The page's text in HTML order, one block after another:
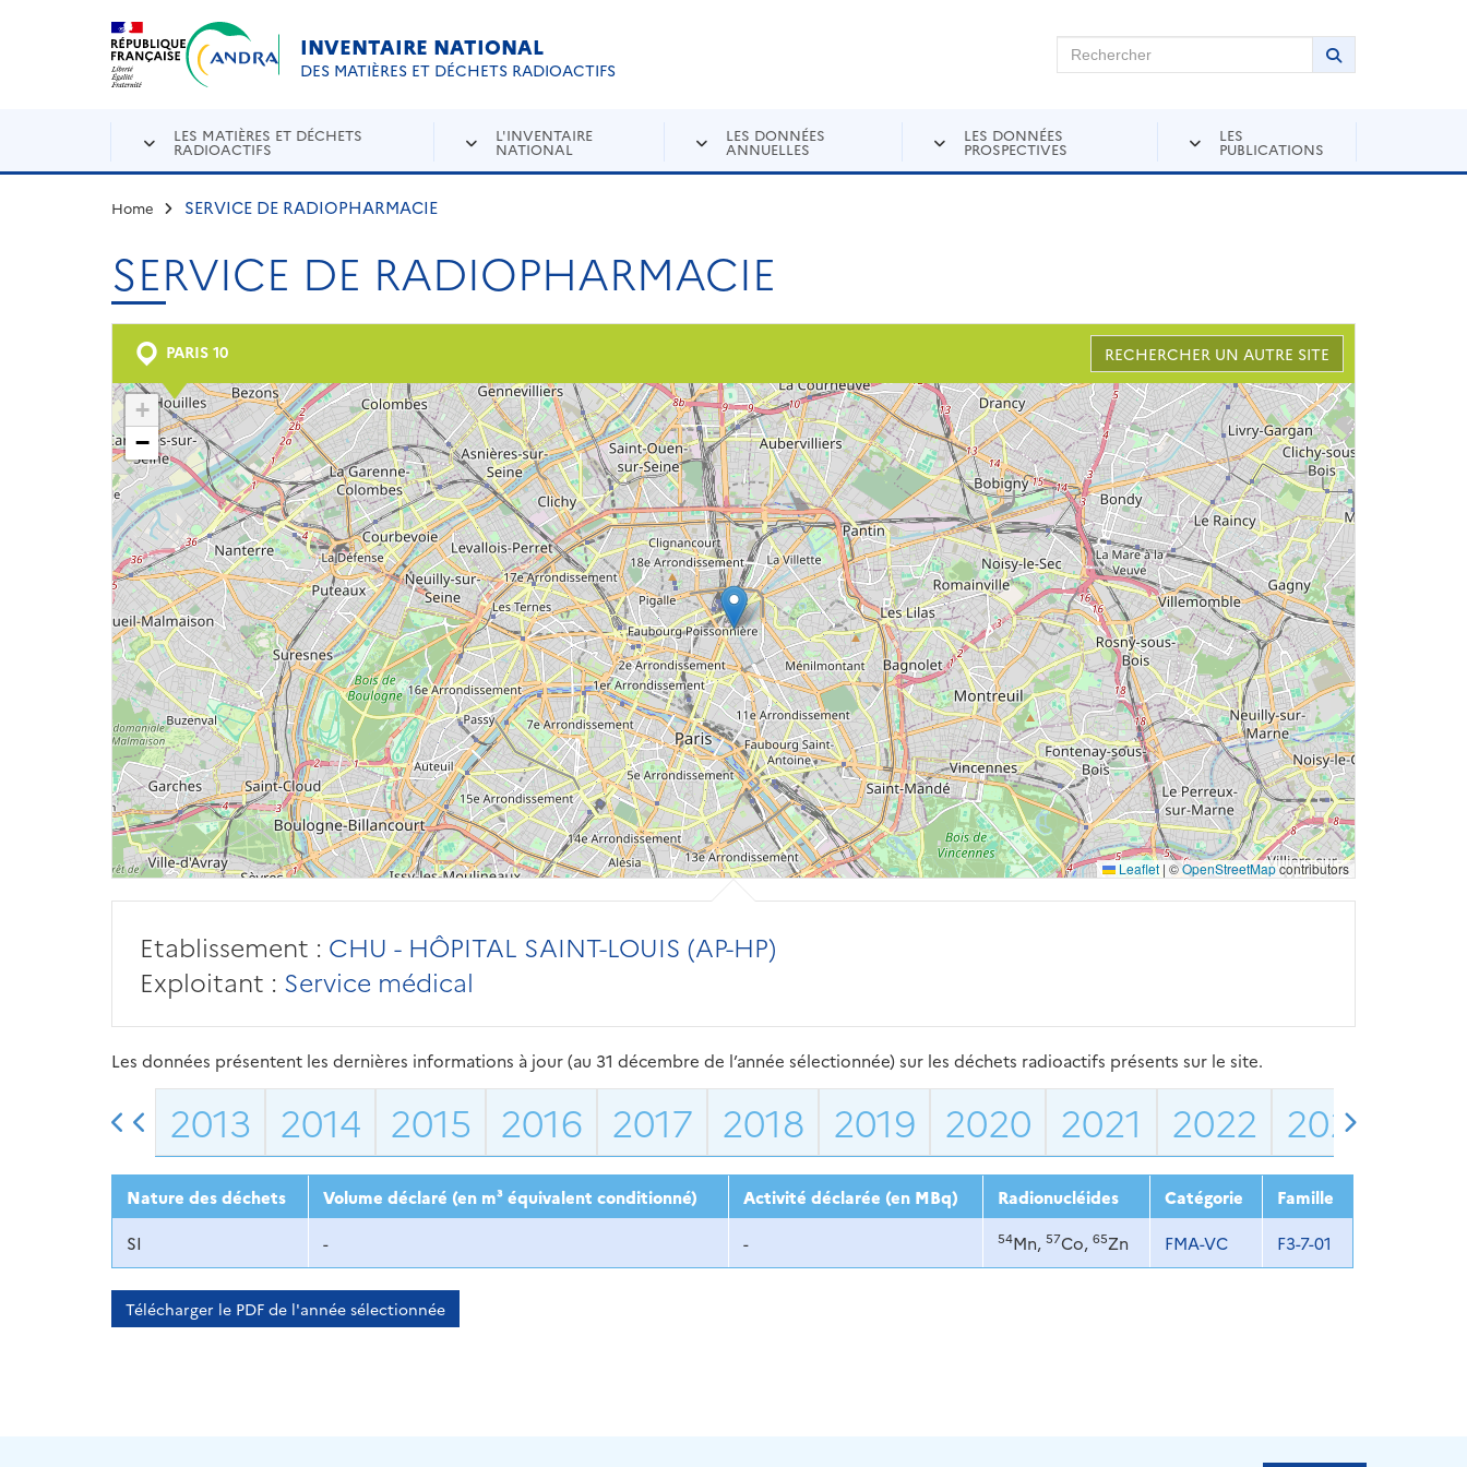
Aller au contenu principal
INVENTAIRE NATIONAL
DES MATIÈRES ET DÉCHETS RADIOACTIFS
Rechercher sur Andra Inventaire Rechercher
Lancer la
LES MATIÈRES ET DÉCHETS
RADIOACTIFS
L'INVENTAIRE
NATIONAL
LES DONNÉES
ANNUELLES
LES DONNÉES
PROSPECTIVES
LES
PUBLICATIONS
Home SERVICE DE RADIOPHARMACIE
SERVICE DE RADIOPHARMACIE
PARIS 10 RECHERCHER UN AUTRE SITE
+
−
Leaflet | ©OpenStreetMapcontributors
Etablissement : CHU - HÔPITAL SAINT-LOUIS (AP-HP)
Exploitant : Service médical
Les données présentent les dernières informations à jour (au 31 décembre de l’année sélectionnée) sur les déchets radioactifs présents sur le site.
2013 2014 2015 2016 2017 2018 2019 2020 2021 2022 2023
Nature des déchets Volume déclaré (en m³ équivalent conditionné) Activité déclarée (en MBq) Radionucléides Catégorie
Famille
SI
- - 54Mn, 57Co, 65Zn FMA-VC F3-7-01
Télécharger le PDF de l'année sélectionnée